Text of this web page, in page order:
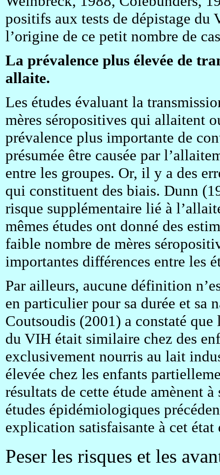
positifs aux tests de dépistage du
l’origine de ce petit nombre de
La prévalence plus élevée de
allaite.
Les études évaluant la
mères séropositives qui allaitent
prévalence plus importante de
présumée être causée par
entre les groupes. Or, il y a des
qui constituent des biais. Dunn
risque supplémentaire lié à
mêmes études ont donné des
faible nombre de mères
importantes différences entre les
Par ailleurs, aucune définition
en particulier pour sa durée et sa
Coutsoudis (2001) a constaté
du VIH était similaire chez des
exclusivement nourris au lait
élevée chez les enfants
résultats de cette étude amènent
études épidémiologiques
explication satisfaisante à cet état
Peser les risques et les